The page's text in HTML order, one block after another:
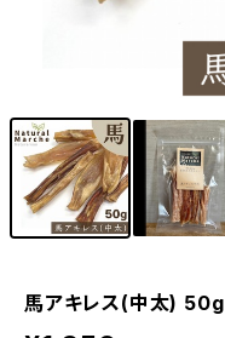
馬アキレス(中太) 50g